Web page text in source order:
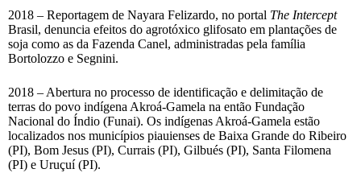
2018 – Reportagem de Nayara Felizardo, no portal The Intercept
Brasil, denuncia efeitos do agrotóxico glifosato em plantações de
soja como as da Fazenda Canel, administradas pela família
Bortolozzo e Segnini.
2018 – Abertura no processo de identificação e delimitação de
terras do povo indígena Akroá-Gamela na então Fundação
Nacional do Índio (Funai). Os indígenas Akroá-Gamela estão
localizados nos municípios piauienses de Baixa Grande do Ribeiro
(PI), Bom Jesus (PI), Currais (PI), Gilbués (PI), Santa Filomena
(PI) e Uruçuí (PI).